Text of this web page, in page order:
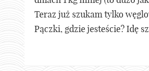
Teraz już szukam tylko
Pączki, gdzie jesteście? Idę